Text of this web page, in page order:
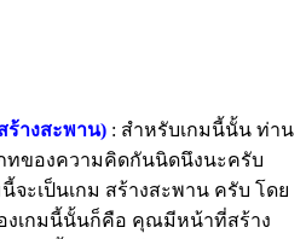
ร้างสะพาน) : สำหรับเกมนี้นั้น ท่าน
ทของความคิดกันนิดนึงนะครับ
จะเป็นเกม สร้างสะพาน ครับ โดย
องเกมนี้นั้นก็คือ คุณมีหน้าที่สร้าง